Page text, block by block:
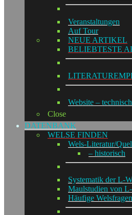
Veranstaltungen
Auf Tour
NEUE ARTIKEL
BELIEBTESTE
Website –
Close
DATENBANK
WELSE FINDEN
Wels-Literatur/
– historisch
Systematik der L-
Maulstudien von
Häufige Welsfragen